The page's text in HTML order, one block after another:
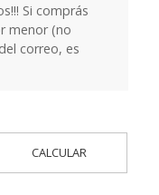
Si comprás
menor (no
correo, es
CALCULAR